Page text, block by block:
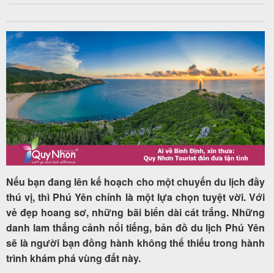
Tour
Phú
Yên
Tour
nước
Combo
Quy
Nếu bạn đang lên kế hoạch cho một chuyến du lịch đầy
thú vị, thì Phú Yên chính là một lựa chọn tuyệt vời. Với
vẻ đẹp hoang sơ, những bãi biển dài cát trắng. Những
danh lam thắng cảnh nổi tiếng, bản đồ du lịch Phú Yên
sẽ là người bạn đồng hành không thể thiếu trong hành
trình khám phá vùng đất này.